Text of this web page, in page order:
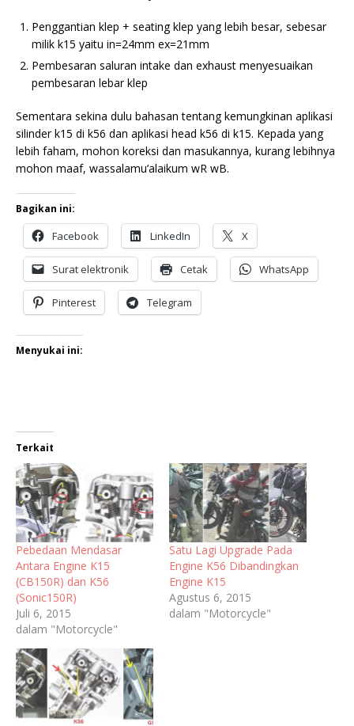
Penggantian klep + seating klep yang lebih besar, sebesar
milik k15 yaitu in=24mm ex=21mm
Pembesaran saluran intake dan exhaust menyesuaikan
pembesaran lebar klep
Sementara sekina dulu bahasan tentang kemungkinan aplikasi
silinder k15 di k56 dan aplikasi head k56 di k15. Kepada yang
lebih faham, mohon koreksi dan masukannya, kurang lebihnya
mohon maaf, wassalamu’alaikum wR wB.
Bagikan ini:
Facebook LinkedIn X
Surat elektronik Cetak WhatsApp
Pinterest Telegram
Menyukai ini:
Terkait
Pebedaan Mendasar
Antara Engine K15
(CB150R) dan K56
(Sonic150R)
Juli 6, 2015
dalam "Motorcycle"
Satu Lagi Upgrade Pada
Engine K56 Dibandingkan
Engine K15
Agustus 6, 2015
dalam "Motorcycle"